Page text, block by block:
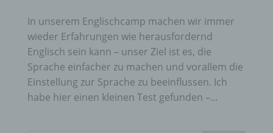
In unserem Englischcamp machen wir immer
wieder Erfahrungen wie herausfordernd
Englisch sein kann – unser Ziel ist es, die
Sprache einfacher zu machen und vorallem die
Einstellung zur Sprache zu beeinflussen. Ich
habe hier einen kleinen Test gefunden –...